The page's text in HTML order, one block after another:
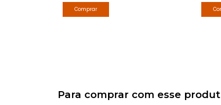
Para comprar com esse